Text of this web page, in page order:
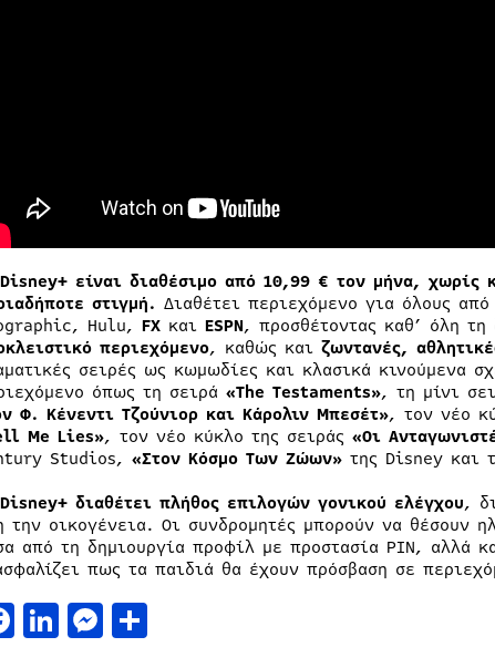
είναι διαθέσιμο από 10,99 € τον μήνα, χωρίς
στιγμή. Διαθέτει περιεχόμενο για όλους
Hulu, FXκαι ESPN, προσθέτοντας καθ’ όλη τη
περιεχόμενο, καθώς και ζωντανές,
σειρές ως κωμωδίες και κλασικά κινούμενα
όπως τη σειρά «The Testaments», τη μίνι
Φ. Κένεντι Τζούνιορ και Κάρολιν Μπεσέτ», τον νέο
Me Lies», τον νέο κύκλο της σειράς «Οι
Studios, «Στον Κόσμο Tων Ζώων» της Disney και
διαθέτει πλήθος επιλογών γονικού ελέγχου,
την οικογένεια. Οι συνδρομητές μπορούν να θέσουν
από τη δημιουργία προφίλ με προστασία PIN, αλλά
πως τα παιδιά θα έχουν πρόσβαση σε
Facebook
LinkedIn
Messenger
Μοιραστείτε